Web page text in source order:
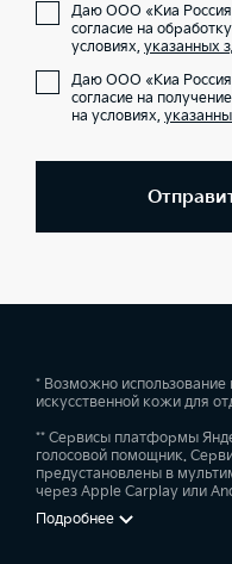
Даю ООО «Киа
согласие на
условиях, указанных
Даю ООО «Киа
согласие на
на условиях,
* Возможно
искусственной кожи для
** Сервисы платформы
голосовой помощник.
предустановлены в
через Apple Carplay или
Подробнее